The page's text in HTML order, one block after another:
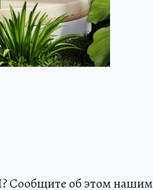
Сообщите об этом нашим